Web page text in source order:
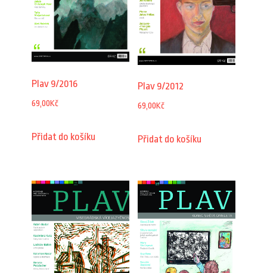
Plav 9/2016
69,00Kč
Přidat do košíku
Plav 9/2012
69,00Kč
Přidat do košíku